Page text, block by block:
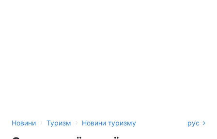
Новини › Туризм › Новини туризму рус